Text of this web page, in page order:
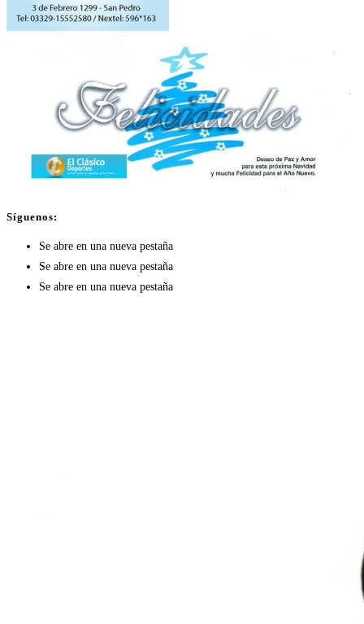
Síguenos:
Se abre en una nueva pestaña
Se abre en una nueva pestaña
Se abre en una nueva pestaña